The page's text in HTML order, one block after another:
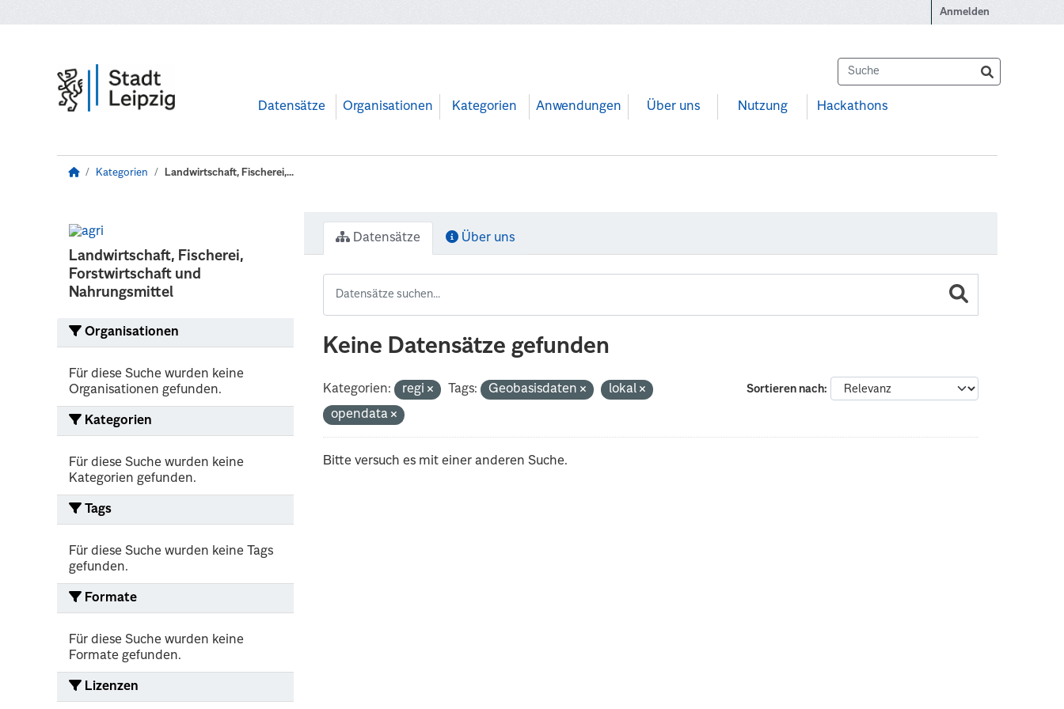
Anmelden
Datensätze Organisationen Kategorien Anwendungen Über uns Nutzung Hackathons
Kategorien Landwirtschaft, Fischerei,...
Landwirtschaft, Fischerei,
Forstwirtschaft und
Nahrungsmittel
Organisationen
Für diese Suche wurden keine
Organisationen gefunden.
Kategorien
Für diese Suche wurden keine
Kategorien gefunden.
Tags
Für diese Suche wurden keine Tags
gefunden.
Formate
Für diese Suche wurden keine
Formate gefunden.
Lizenzen
Datensätze Über uns
Keine Datensätze gefunden
Sortieren nach
Kategorien: regi Tags: Geobasisdaten
lokal
opendata
Bitte versuch es mit einer anderen Suche.